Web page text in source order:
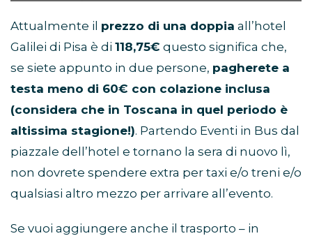
Attualmente il prezzo di una doppia all’hotel
Galilei di Pisa è di 118,75€ questo significa che,
se siete appunto in due persone, pagherete a
testa meno di 60€ con colazione inclusa
(considera che in Toscana in quel periodo è
altissima stagione!). Partendo Eventi in Bus dal
piazzale dell’hotel e tornano la sera di nuovo lì,
non dovrete spendere extra per taxi e/o treni e/o
qualsiasi altro mezzo per arrivare all’evento.
Se vuoi aggiungere anche il trasporto – in